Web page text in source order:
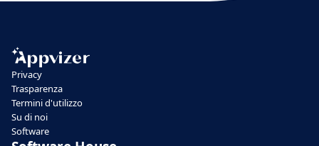
Privacy
Trasparenza
Termini d'utilizzo
Su di noi
Software